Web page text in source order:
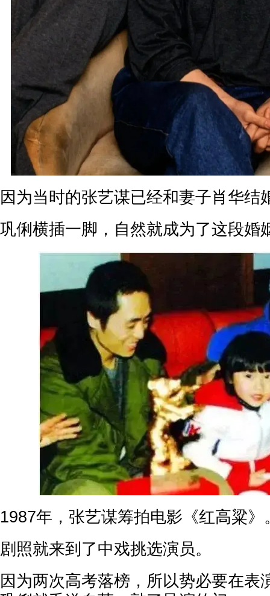
因为当时的张艺谋已经和妻子肖华结
巩俐横插一脚，自然就成为了这段婚
1987年，张艺谋筹拍电影《红高粱》
剧照就来到了中戏挑选演员。
因为两次高考落榜，所以势必要在表